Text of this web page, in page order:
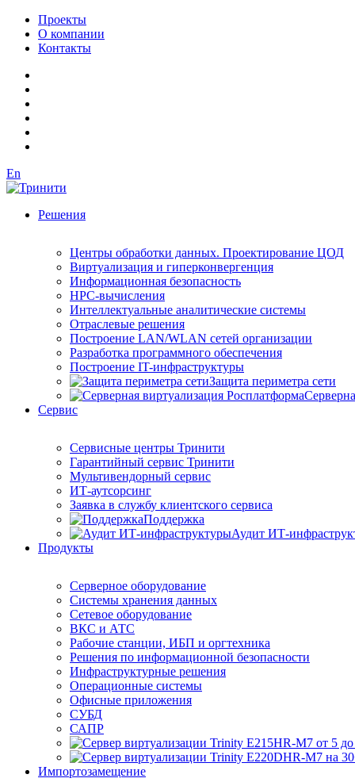
Проекты
О компании
Контакты
En
Решения
Центры обработки данных. Проектирование ЦОД
Виртуализация и гиперконвергенция
Информационная безопасность
HPC-вычисления
Интеллектуальные аналитические системы
Отраслевые решения
Построение LAN/WLAN сетей организации
Разработка программного обеспечения
Построение IT-инфраструктуры
Защита периметра сети
Сервис
Сервисные центры Тринити
Гарантийный сервис Тринити
Мультивендорный сервис
ИТ-аутсорсинг
Заявка в службу клиентского сервиса
Поддержка
Аудит ИТ-
Продукты
Серверное оборудование
Системы хранения данных
Сетевое оборудование
ВКС и АТС
Рабочие станции, ИБП и оргтехника
Решения по информационной безопасности
Инфраструктурные решения
Операционные системы
Офисные приложения
СУБД
САПР
Импортозамещение